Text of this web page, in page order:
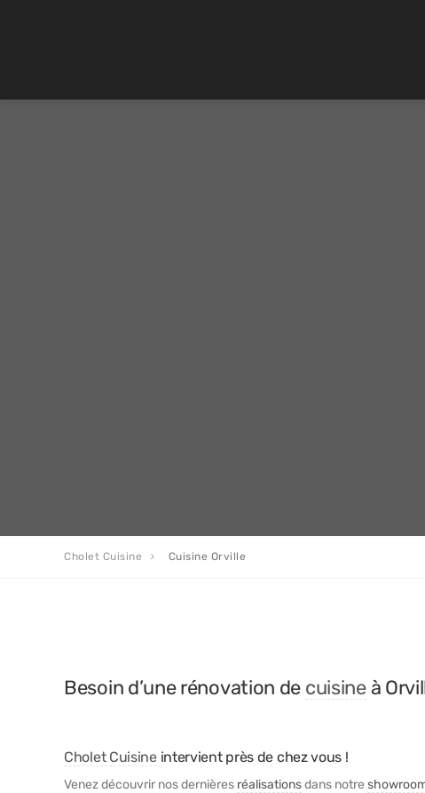
Cholet Cuisine Cuisine Orville
Besoin d’une rénovation de cuisineà
Cholet Cuisineintervient près de chez vous !
Venez découvrir nos dernières réalisationsdans notre